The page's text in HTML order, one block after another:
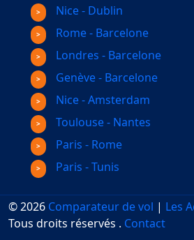
Nice - Dublin
Rome - Barcelone
Londres - Barcelone
Genève - Barcelone
Nice - Amsterdam
Toulouse - Nantes
Paris - Rome
Paris - Tunis
© 2026 Comparateur de vol | Les
Tous droits réservés . Contact